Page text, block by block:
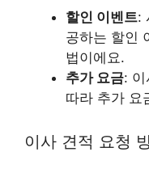
할인 이벤트:
공하는 할인
법이에요.
추가 요금: 이
따라 추가 요
이사 견적 요청